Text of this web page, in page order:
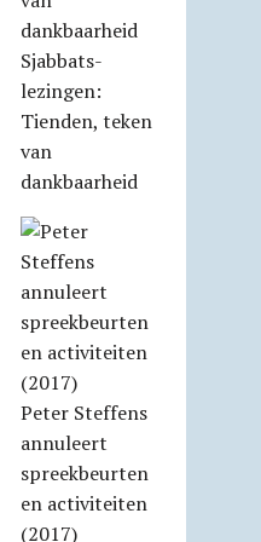
Sjabbats­
lezingen:
Tienden, teken
van
dankbaarheid
Peter Steffens
annuleert
spreekbeurten
en activiteiten
(2017)